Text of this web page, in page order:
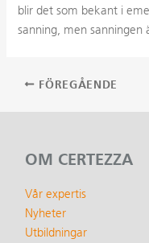
blir det som bekant i
sanning, men sanningen
Inläggsnavigering
FÖREGÅENDE
OM CERTEZZA
Vår expertis
Nyheter
Utbildningar